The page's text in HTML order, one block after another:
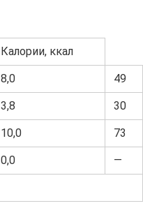
Калории, ккал
8,0 49
3,8 30
10,0 73
0,0 —